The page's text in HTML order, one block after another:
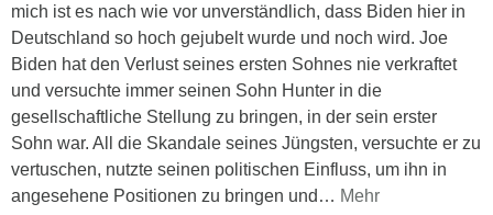
mich ist es nach wie vor unverständlich, dass Biden hier in
Deutschland so hoch gejubelt wurde und noch wird. Joe
Biden hat den Verlust seines ersten Sohnes nie verkraftet
und versuchte immer seinen Sohn Hunter in die
gesellschaftliche Stellung zu bringen, in der sein erster
Sohn war. All die Skandale seines Jüngsten, versuchte er zu
vertuschen, nutzte seinen politischen Einfluss, um ihn in
angesehene Positionen zu bringen und … Mehr